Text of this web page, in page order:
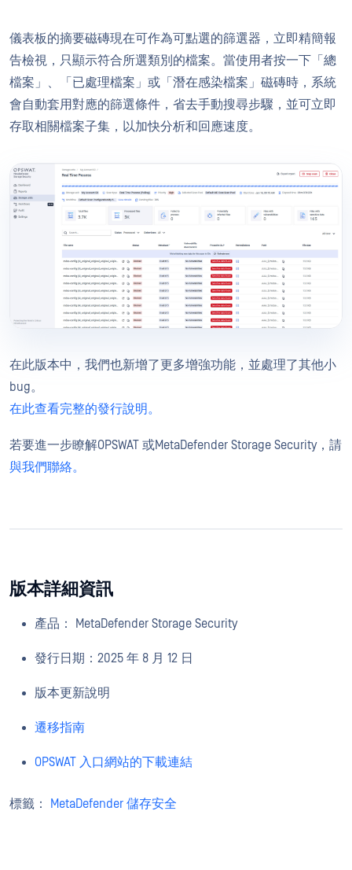
儀表板的摘要磁磚現在可作為可點選的篩選器，立即精簡報
告檢視，只顯示符合所選類別的檔案。當使用者按一下「總
檔案」、「已處理檔案」或「潛在感染檔案」磁磚時，系統
會自動套用對應的篩選條件，省去手動搜尋步驟，並可立即
存取相關檔案子集，以加快分析和回應速度。
在此版本中，我們也新增了更多增強功能，並處理了其他小
bug。
在此查看完整的發行說明。
若要進一步瞭解OPSWAT 或MetaDefender Storage Security，請
與我們聯絡。
版本詳細資訊
產品： MetaDefender Storage Security
發行日期：2025 年 8 月 12 日
版本更新說明
遷移指南
OPSWAT 入口網站的下載連結
標籤： MetaDefender 儲存安全